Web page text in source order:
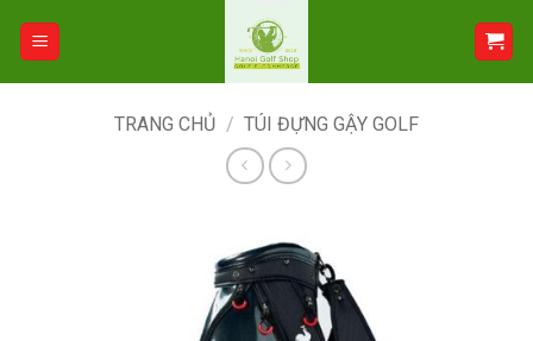
TRANG CHỦ / TÚI ĐỰNG GẬY GOLF